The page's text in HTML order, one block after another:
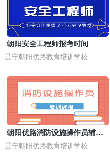
朝阳安全工程师报考时间
辽宁朝阳优路教育培训学校
朝阳优路消防设施操作员辅导
班
辽宁朝阳优路教育培训学校